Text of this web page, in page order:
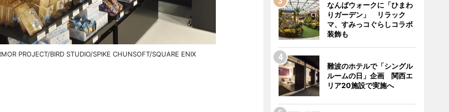
PROJECT/BIRD STUDIO/SPIKE CHUNSOFT/SQUARE ENIX
なんばウォークに「ひまわ
りガーデン」 リラック
マ、すみっコぐらしコラボ
装飾も
難波のホテルで「シングル
ルームの日」企画 関西エ
リア20施設で実施へ